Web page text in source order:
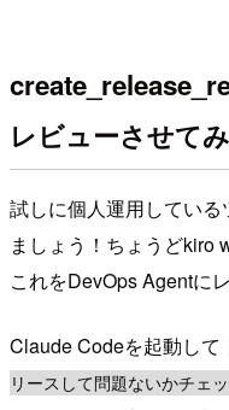
レビューさせて
試しに個人運用してい
ましょう！ちょうどkiro
これをDevOps Agentに
Claude Codeを起動して
リースして問題ないかチェ